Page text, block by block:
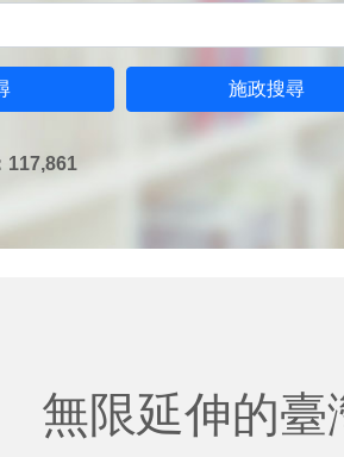
施政搜尋
117,861
無限延伸的